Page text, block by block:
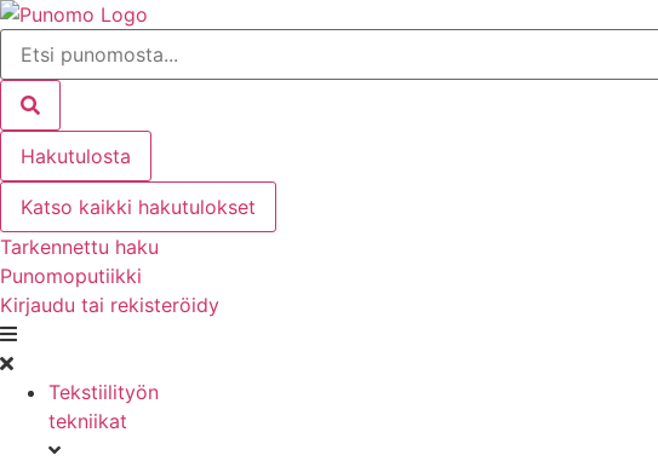
Mene
sisältöön
Search
Hakutulosta
Katso kaikki hakutulokset
Tarkennettu haku
Punomoputiikki
Kirjaudu tai rekisteröidy
Tekstiilityön
tekniikat